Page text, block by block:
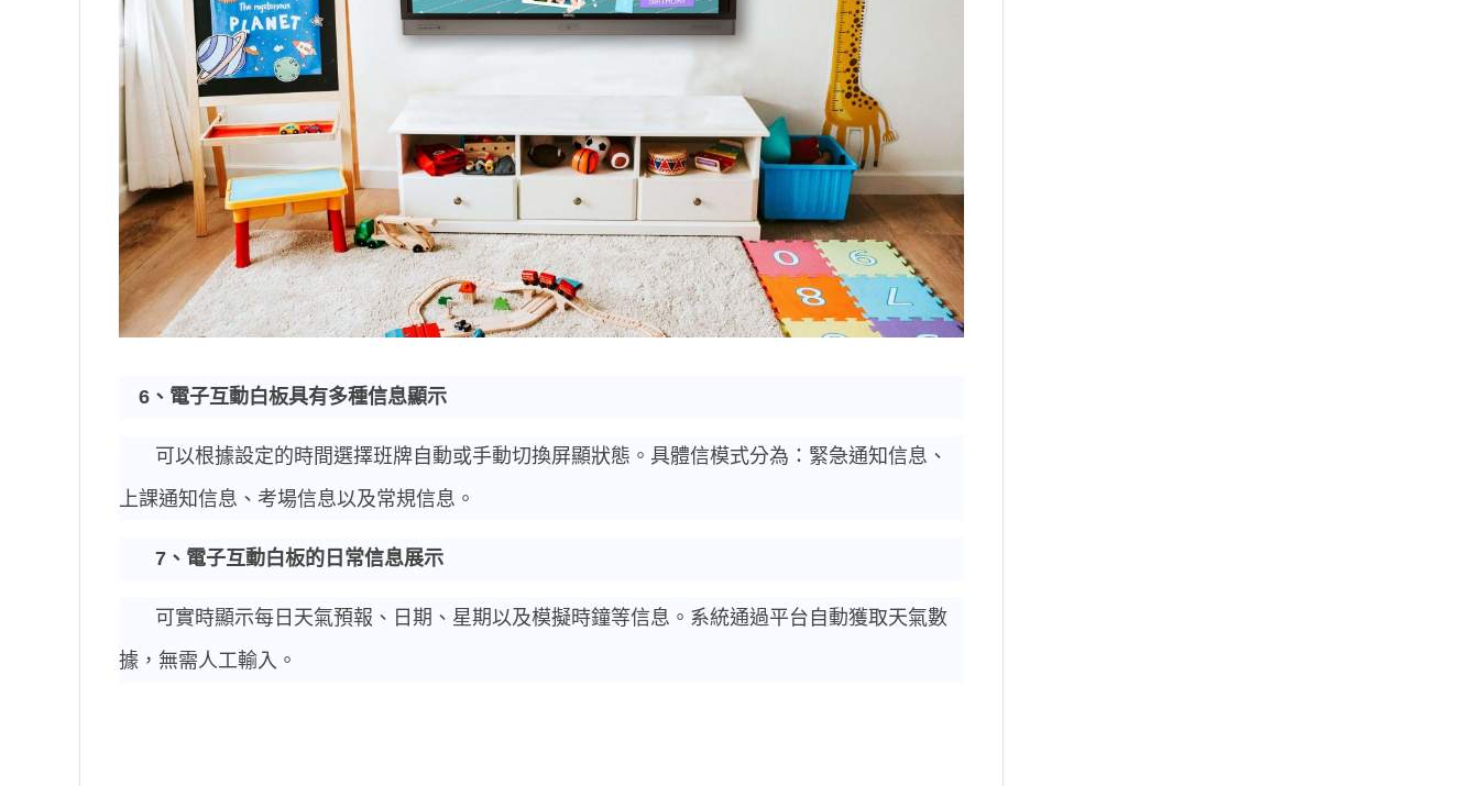
6、電子互動白板具有多種信息顯示
可以根據設定的時間選擇班牌自動或手動切換屏顯狀態。具體信模式分為：緊急通知信息、
上課通知信息、考場信息以及常規信息。
7、電子互動白板的日常信息展示
可實時顯示每日天氣預報、日期、星期以及模擬時鐘等信息。系統通過平台自動獲取天氣數
據，無需人工輸入。